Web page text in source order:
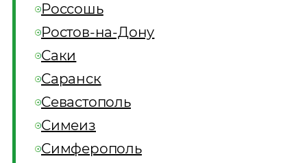
Россошь
Ростов-на-Дону
Саки
Саранск
Севастополь
Симеиз
Симферополь